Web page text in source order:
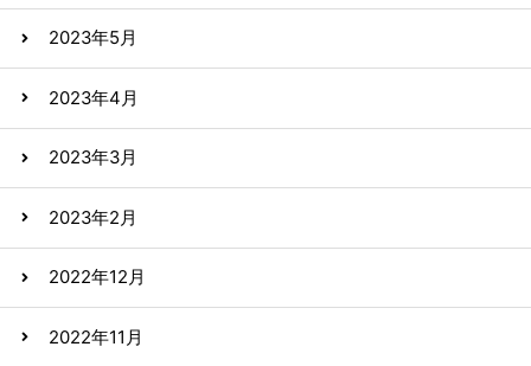
2023年5月
2023年4月
2023年3月
2023年2月
2022年12月
2022年11月